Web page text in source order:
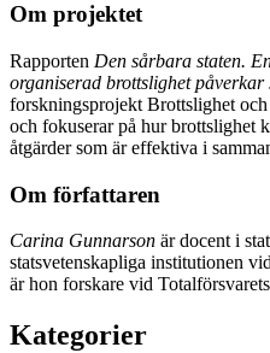
Om projektet
Rapporten Den sårbara staten.
organiserad brottslighet påverkar
forskningsprojekt Brottslighet
och fokuserar på hur brottslighet
åtgärder som är effektiva i
Om författaren
Carina Gunnarson är docent i
statsvetenskapliga institutionen
är hon forskare vid
Kategorier